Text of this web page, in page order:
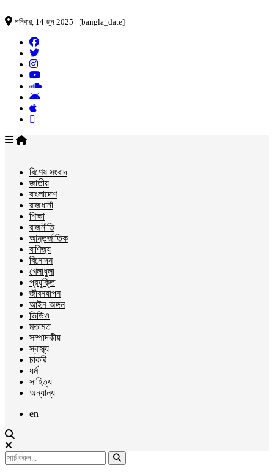
শনিবার, 14 জুন 2025 | [bangla_date]
বিশেষ সংবাদ
জাতীয়
বাংলাদেশ
রাজধানী
শিক্ষা
রাজনীতি
আন্তর্জাতিক
বাণিজ্য
বিনোদন
খেলাধুলা
প্রযুক্তি
জীবনযাপন
আইন অঙ্গন
ভিডিও
মতামত
সম্পাদকীয়
স্বাস্থ্য
চাকরি
ধর্ম
সাহিত্য
অন্যান্য
en